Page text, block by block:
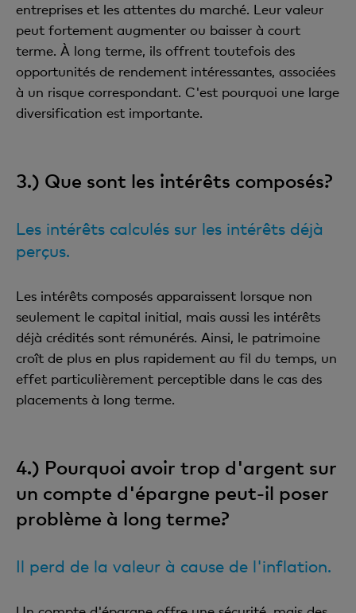
entreprises et les attentes du marché. Leur valeur
peut fortement augmenter ou baisser à court
terme. À long terme, ils offrent toutefois des
opportunités de rendement intéressantes, associées
à un risque correspondant. C'est pourquoi une large
diversification est importante.
3.) Que sont les intérêts composés?
Les intérêts calculés sur les intérêts déjà
perçus.
Les intérêts composés apparaissent lorsque non
seulement le capital initial, mais aussi les intérêts
déjà crédités sont rémunérés. Ainsi, le patrimoine
croît de plus en plus rapidement au fil du temps, un
effet particulièrement perceptible dans le cas des
placements à long terme.
4.) Pourquoi avoir trop d'argent sur
un compte d'épargne peut-il poser
problème à long terme?
Il perd de la valeur à cause de l'inflation.